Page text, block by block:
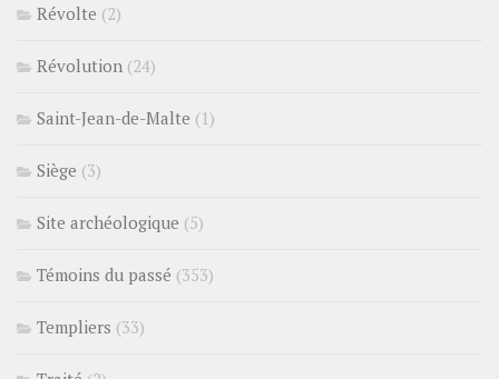
Révolte (2)
Révolution (24)
Saint-Jean-de-Malte (1)
Siège (3)
Site archéologique (5)
Témoins du passé (353)
Templiers (33)